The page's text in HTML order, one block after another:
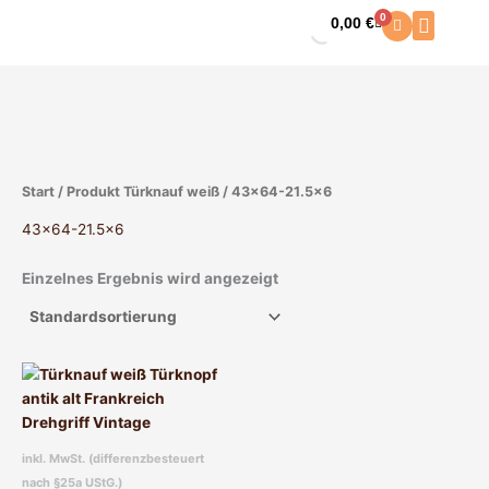
0,00€ 0
Warenkorb
Start / Produkt Türknauf weiß / 43x64-21.5x6
43x64-21.5x6
Einzelnes Ergebnis wird angezeigt
inkl. MwSt. (differenzbesteuert
nach §25a UStG.)
Dieses
Produkt
weist
Varianten